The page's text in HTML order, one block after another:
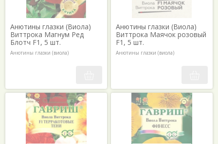
Анютины глазки (Виола)
Виттрока Магнум Ред
Блотч F1, 5 шт.
Анютины глазки (виола)
Анютины глазки (Виола)
Виттрока Маячок розовый
F1, 5 шт.
Анютины глазки (виола)